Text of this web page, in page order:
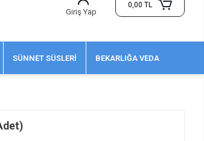
Giriş Yap
0,00 TL
SÜNNET SÜSLERİ BEKARLIĞA VEDA